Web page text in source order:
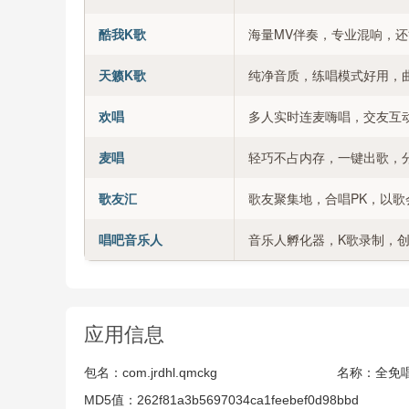
酷我K歌 海量MV伴奏，专业混响，
天籁K歌 纯净音质，练唱模式好用，
欢唱 多人实时连麦嗨唱，交友互
麦唱 轻巧不占内存，一键出歌，
歌友汇 歌友聚集地，合唱PK，以
唱吧音乐人 音乐人孵化器，K歌录制，
应用信息
包名： com.jrdhl.qmckg 名称： 全免
MD5值： 262f81a3b5697034ca1feebef0d98bbd